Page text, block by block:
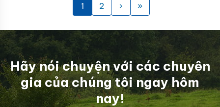
1 2 › »
Hãy nói chuyện với các chuyên
gia của chúng tôi ngay hôm
nay!